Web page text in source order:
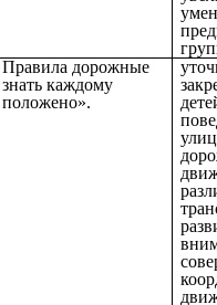
Правила дорожные
знать каждому
положено».